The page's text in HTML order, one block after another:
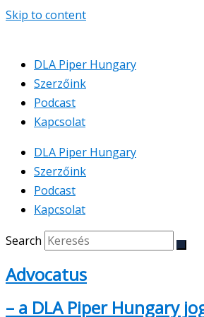
Skip to content
DLA Piper Hungary
Szerzőink
Podcast
Kapcsolat
DLA Piper Hungary
Szerzőink
Podcast
Kapcsolat
Search
Advocatus
– a DLA Piper Hungary